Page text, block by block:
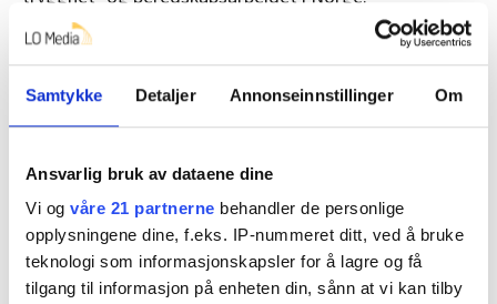
Samtykke Detaljer Annonseinnstillinger Om
Ansvarlig bruk av dataene dine
Vi og våre 21 partnerne behandler de personlige
opplysningene dine, f.eks. IP-nummeret ditt, ved å bruke
teknologi som informasjonskapsler for å lagre og få
tilgang til informasjon på enheten din, sånn at vi kan tilby
– Til tross for dette, og økt lønn og bedre betingelser,
kom vi ikke i havn med forhandlingene. Det beklager vi,
sier Kaltenborn.
dager etter forhandlingsbruddet.
Denne artikkelen er over to år gammel